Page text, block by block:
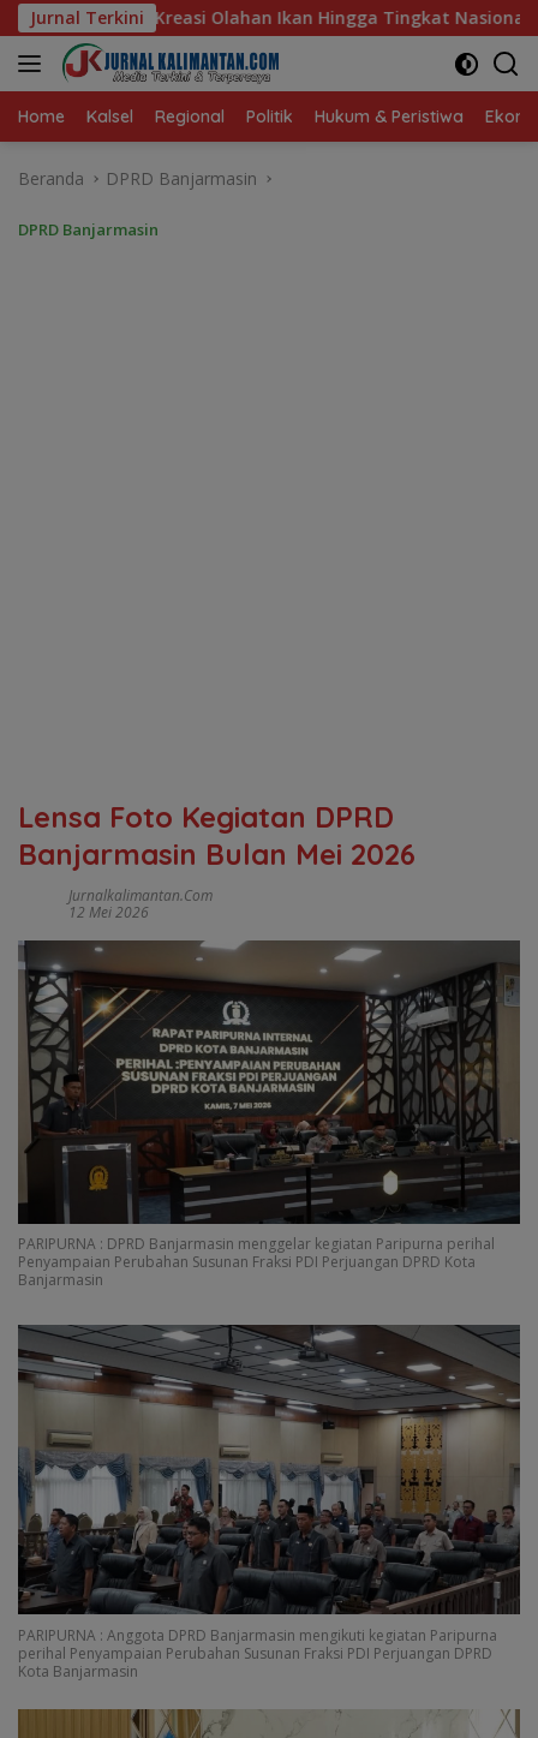
Langsung
ke
konten
Jurnal Terkini
Ikan Hingga Tingkat Nasional Pada Lomba Masak Serba Ikan
Home Kalsel Regional Politik Hukum & Peristiwa
Beranda DPRD Banjarmasin
DPRD Banjarmasin
Lensa Foto Kegiatan DPRD
Banjarmasin Bulan Mei 2026
Jurnalkalimantan.com
12 Mei 2026
PARIPURNA : DPRD Banjarmasin menggelar kegiatan Paripurna perihal
Penyampaian Perubahan Susunan Fraksi PDI Perjuangan DPRD Kota
Banjarmasin
PARIPURNA : Anggota DPRD Banjarmasin mengikuti kegiatan Paripurna
perihal Penyampaian Perubahan Susunan Fraksi PDI Perjuangan DPRD
Kota Banjarmasin